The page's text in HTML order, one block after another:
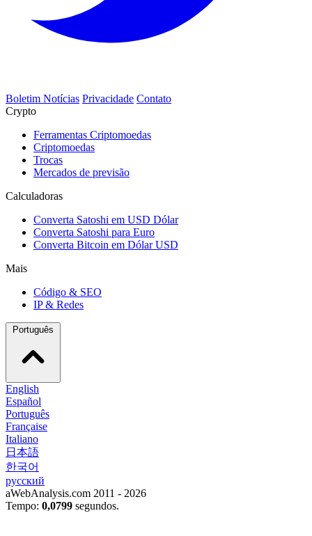
Boletim Notícias Privacidade Contato
Crypto
Ferramentas Criptomoedas
Criptomoedas
Trocas
Mercados de previsão
Calculadoras
Converta Satoshi em USD Dólar
Converta Satoshi para Euro
Converta Bitcoin em Dólar USD
Mais
Código & SEO
IP & Redes
English
Español
Português
Française
Italiano
日本語
한국어
русский
aWebAnalysis.com 2011 - 2026
Tempo: 0,0799 segundos.